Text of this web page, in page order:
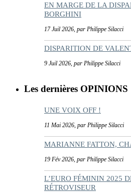
EN MARGE DE LA
BORGHINI
17 Juil 2026, par Philippe Silacci
DISPARITION DE
9 Juil 2026, par Philippe Silacci
Les dernières OPINIONS
UNE VOIX OFF !
11 Mai 2026, par Philippe Silacci
MARIANNE FATTON,
19 Fév 2026, par Philippe Silacci
L’EURO FÉMININ 2025
RÉTROVISEUR